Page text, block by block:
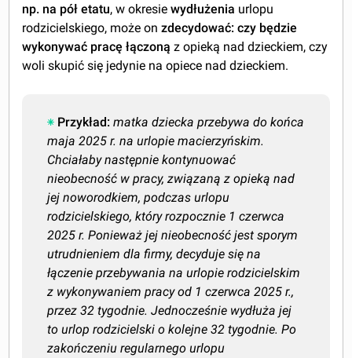
np. na pół etatu, w okresiewydłużenia urlopu
rodzicielskiego, może on zdecydować: czy będzie
wykonywać pracę łączoną z opieką nad dzieckiem, czy
woli skupić się jedynie na opiece nad dzieckiem.
Przykład:matka dziecka przebywa do końca
maja 2025 r. na urlopie macierzyńskim.
Chciałaby następnie kontynuować
nieobecność w pracy, związaną z opieką nad
jej noworodkiem, podczas urlopu
rodzicielskiego, który rozpocznie 1 czerwca
2025 r. Ponieważ jej nieobecność jest sporym
utrudnieniem dla firmy, decyduje się na
łączenie przebywania na urlopie rodzicielskim
z wykonywaniem pracy od 1 czerwca 2025 r.,
przez 32 tygodnie. Jednocześnie wydłuża jej
to urlop rodzicielski o kolejne 32 tygodnie. Po
zakończeniu regularnego urlopu